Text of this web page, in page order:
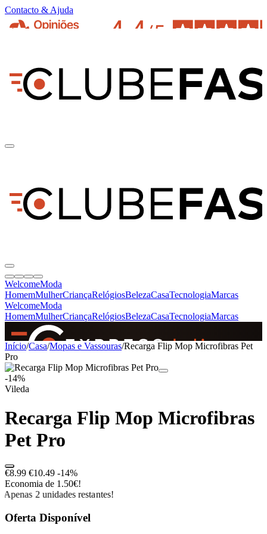
Contacto & Ajuda
WelcomeModa
HomemMulherCriançaRelógiosBelezaCasaTecnologiaMarcas
WelcomeModa
HomemMulherCriançaRelógiosBelezaCasaTecnologiaMarcas
SINCE 2005
+de 36.000 reviews
Início/Casa/Mopas e Vassouras/Recarga Flip Mop Microfibras Pet
Pro
-14%
Vileda
Recarga Flip Mop Microfibras
Pet Pro
€8.99 €10.49 -14%
Economia de 1.50€!
Apenas 2 unidades restantes!
Oferta Disponível